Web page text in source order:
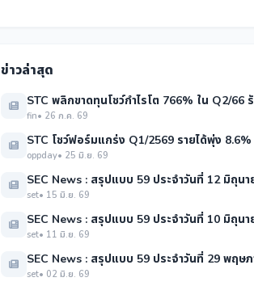
ข่าวล่าสุด
STC พลิกขาดทุนโชว์กำไรโต 766% ใน Q2/
fin• 26 ก.ค. 69
STC โชว์ฟอร์มแกร่ง Q1/2569 รายได้พุ่ง
oppday• 25 มิ.ย. 69
SEC News : สรุปแบบ 59 ประจำวันที่ 12 มิถุน
set• 15 มิ.ย. 69
SEC News : สรุปแบบ 59 ประจำวันที่ 10 มิถุน
set• 11 มิ.ย. 69
SEC News : สรุปแบบ 59 ประจำวันที่ 29 พฤษ
set• 02 มิ.ย. 69